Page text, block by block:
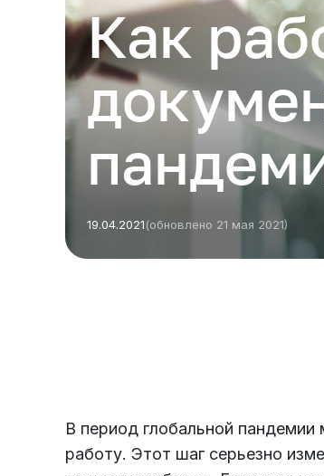
Как
19.04.2021(обновлено 21 мая 2021)
В период глобальной
работу. Этот шаг серьезно